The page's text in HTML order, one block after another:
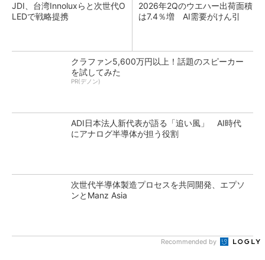
JDI、台湾Innoluxらと次世代O
LEDで戦略提携
2026年2Qのウエハー出荷面積
は7.4％増 AI需要がけん引
クラファン5,600万円以上！話題のスピーカー
を試してみた
PR(デノン)
ADI日本法人新代表が語る「追い風」 AI時代
にアナログ半導体が担う役割
次世代半導体製造プロセスを共同開発、エプソ
ンとManz Asia
Recommended by